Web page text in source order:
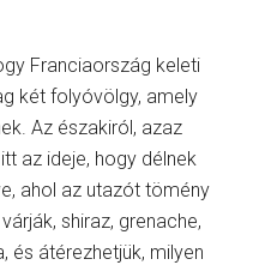
Franciaország keleti
két folyóvölgy, amely
Az északiról, azaz
az ideje, hogy délnek
ahol az utazót tömény
shiraz, grenache,
és átérezhetjük, milyen